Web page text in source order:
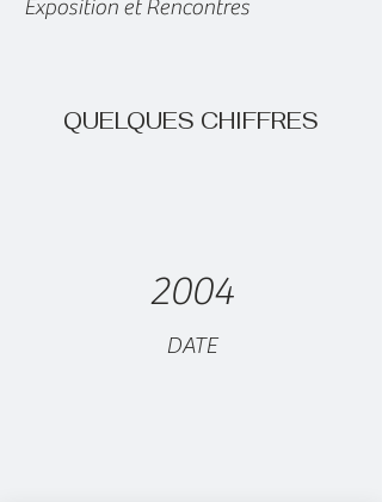
Exposition et Rencontres
QUELQUES CHIFFRES
2004
DATE